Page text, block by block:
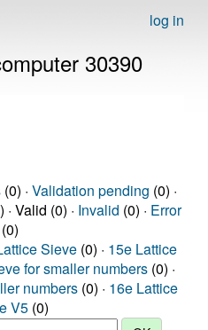
log in
30390
(0) · Validation pending (0) ·
Valid (0) · Invalid (0) · Error
(0)
Sieve (0) · 15e Lattice
for smaller numbers (0) ·
numbers (0) · 16e Lattice
V5 (0)